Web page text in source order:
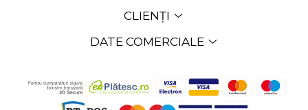
CLIENȚI
DATE COMERCIALE